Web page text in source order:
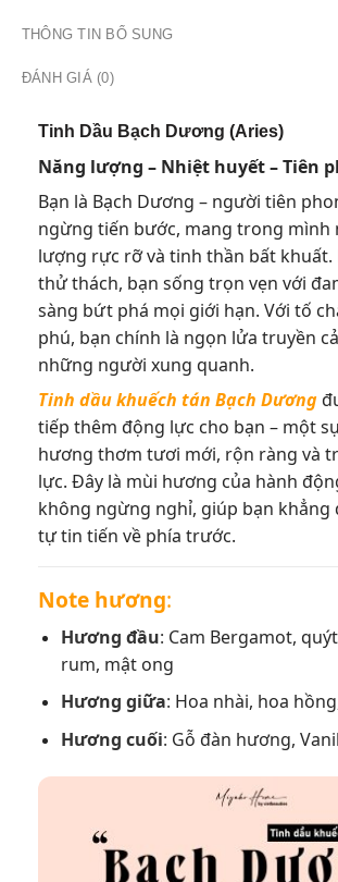
THÔNG TIN BỔ SUNG
ĐÁNH GIÁ (0)
Tinh Dầu Bạch Dương (Aries)
Năng lượng – Nhiệt huyết – Tiên
Bạn là Bạch Dương – người tiên
ngừng tiến bước, mang trong mình
lượng rực rỡ và tinh thần bất khuất.
thử thách, bạn sống trọn vẹn với
sàng bứt phá mọi giới hạn. Với tố
phú, bạn chính là ngọn lửa truyền
những người xung quanh.
Tinh dầu khuếch tán Bạch Dương
tiếp thêm động lực cho bạn – một
hương thơm tươi mới, rộn ràng và
lực. Đây là mùi hương của hành
không ngừng nghỉ, giúp bạn khẳng
tự tin tiến về phía trước.
Note hương:
Hương đầu: Cam Bergamot,
rum, mật ong
Hương giữa: Hoa nhài, hoa
Hương cuối: Gỗ đàn hương,